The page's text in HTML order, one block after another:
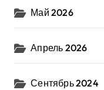
Май 2026
Апрель 2026
Сентябрь 2024